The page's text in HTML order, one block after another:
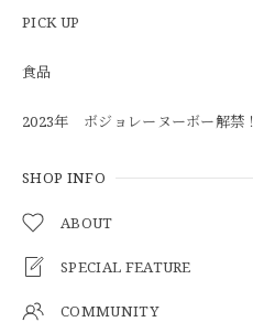
PICK UP
食品
2023年 ボジョレーヌーボー解禁！
SHOP INFO
ABOUT
SPECIAL FEATURE
COMMUNITY